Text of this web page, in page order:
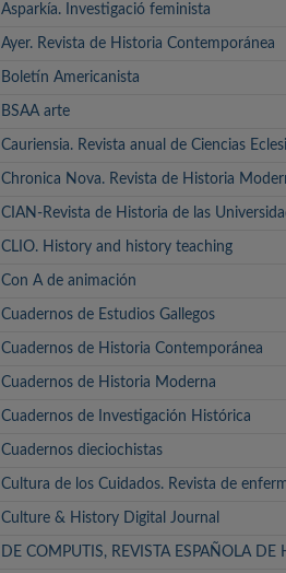
Asparkía. Investigació feminista
Ayer. Revista de Historia Contemporánea
Boletín Americanista
BSAA arte
Cauriensia. Revista anual de Ciencias
Chronica Nova. Revista de Historia
CIAN-Revista de Historia de las
CLIO. History and history teaching
Con A de animación
Cuadernos de Estudios Gallegos
Cuadernos de Historia Contemporánea
Cuadernos de Historia Moderna
Cuadernos de Investigación Histórica
Cuadernos dieciochistas
Cultura de los Cuidados. Revista de
Culture & History Digital Journal
DE COMPUTIS, REVISTA ESPAÑOLA